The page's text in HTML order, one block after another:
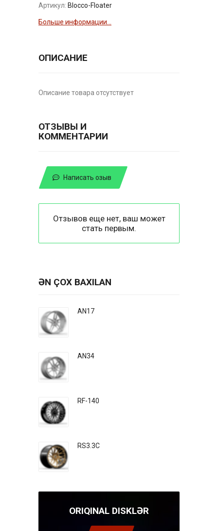
Артикул: Blocco-Floater
Больше информации...
ОПИСАНИЕ
Описание товара отсутствует
ОТЗЫВЫ И
КОММЕНТАРИИ
Написать озыв
Отзывов еще нет, ваш может
стать первым.
ƏN ÇOX BAXILAN
AN17
AN34
RF-140
RS3.3C
ORIQINAL DISKLƏR